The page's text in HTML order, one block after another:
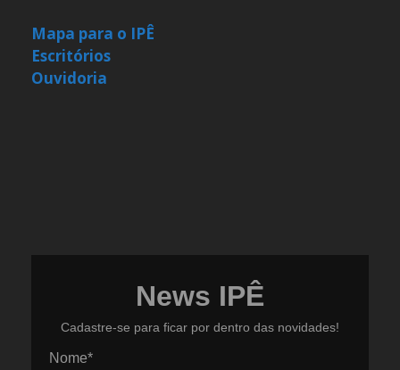
Mapa para o IPÊ
Escritórios
Ouvidoria
News IPÊ
Cadastre-se para ficar por dentro das novidades!
Nome*